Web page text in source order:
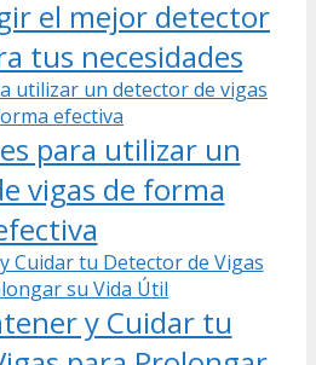
el mejor detector
tus necesidades
para utilizar un
vigas de forma
y Cuidar tu